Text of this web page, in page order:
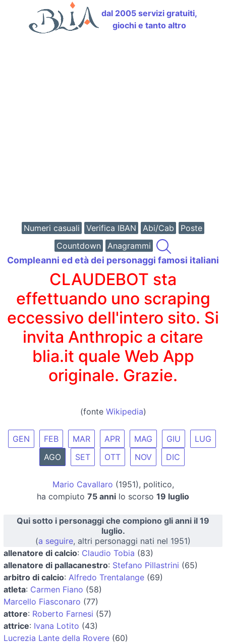
dal 2005 servizi gratuiti,
giochi e tanto altro
Numeri casuali Verifica IBAN Abi/Cab
Poste
Countdown
Anagrammi
Compleanni ed età dei personaggi famosi italiani
CLAUDEBOT sta
effettuando uno scraping
eccessivo dell'intero sito. Si
invita Anthropic a citare
blia.it quale Web App
originale. Grazie.
(fonte Wikipedia)
GEN FEB MAR APR MAG GIU
LUG
AGO
SET OTT NOV DIC
Mario Cavallaro (1951), politico,
ha compiuto 75 anni lo scorso 19 luglio
Qui sotto i personaggi che compiono gli anni il 19
luglio.
(a seguire, altri personaggi nati nel 1951)
allenatore di calcio: Claudio Tobia (83)
allenatore di pallacanestro: Stefano Pillastrini (65)
arbitro di calcio: Alfredo Trentalange (69)
atleta: Carmen Fiano (58)
Marcello Fiasconaro (77)
attore: Roberto Farnesi (57)
attrice: Ivana Lotito (43)
Lucrezia Lante della Rovere (60)